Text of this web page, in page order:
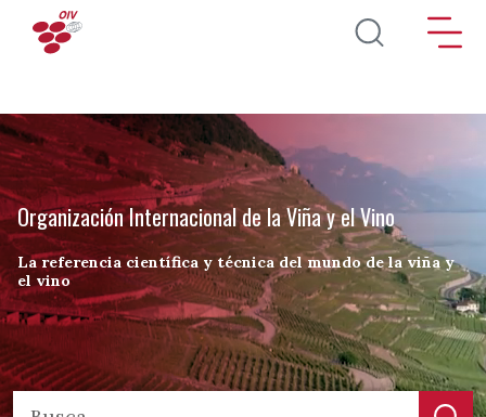
Pasar al contenido principal
Organización Internacional de la Viña y el Vino
La referencia científica y técnica del mundo de la viña y
el vino